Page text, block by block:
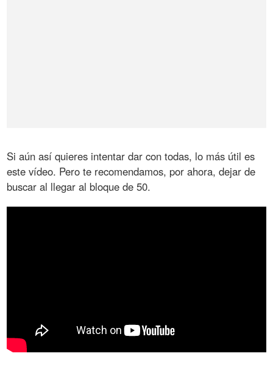
Si aún así quieres intentar dar con todas, lo más útil es
este vídeo. Pero te recomendamos, por ahora, dejar de
buscar al llegar al bloque de 50.